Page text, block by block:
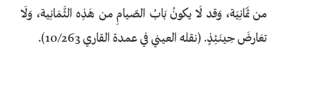
من ثَمَانِيَة، وَقد لَا يكونُ بَابُ الصّيامِ من هَذِه الثَّمَانِية، وَلَا
تعَارضَ حِينَئِذٍ. (نقله العيني في عمدة القاري 10/263).